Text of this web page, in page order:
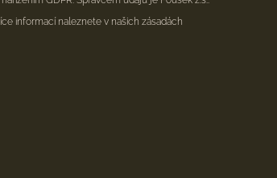
informací naleznete v našich zásadách